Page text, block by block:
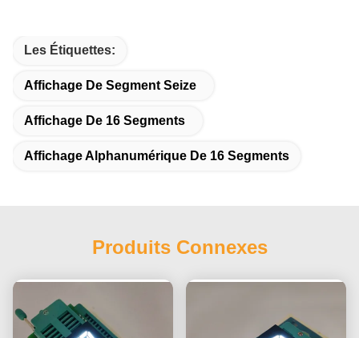
Les Étiquettes:
Affichage De Segment Seize
Affichage De 16 Segments
Affichage Alphanumérique De 16 Segments
Produits Connexes